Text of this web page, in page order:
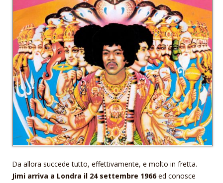
Da allora succede tutto, effettivamente, e molto in fretta.
Jimi arriva a Londra il 24 settembre 1966ed conosce